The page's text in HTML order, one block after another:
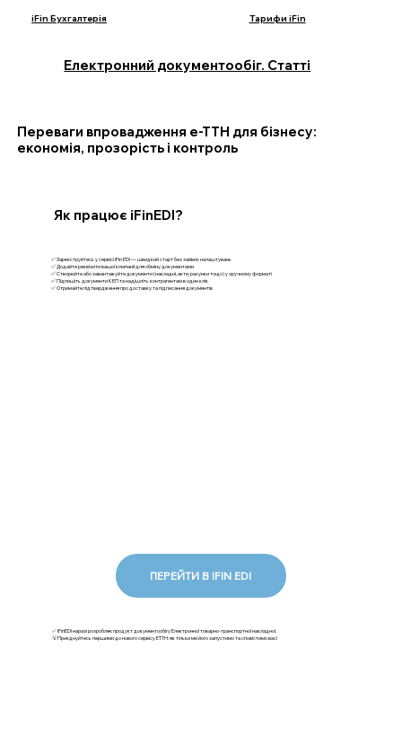
iFin Бухгалтерія Тарифи iFin
Електронний документообіг. Статті
Переваги впровадження е-ТТН для бізнесу:
економія, прозорість і контроль
✅ Зареєструйтесь у сервісі iFin EDI — швидкий старт без зайвих налаштувань
✅ Додайте реквізити вашої компанії для обміну документами
✅ Створюйте або завантажуйте документи (накладні, акти, рахунки тощо) у зручному форматі
✅ Підпишіть документи КЕП та надішліть контрагентам в один клік
✅ Отримайте підтвердження про доставку та підписання документів
Як працює iFinEDI?
ПЕРЕЙТИ В IFIN EDI
✅ iFinEDI наразі розробляє продукт документообігу Електронної товарно-транспортної накладної.
💡Приєднуйтесь першими до нового сервісу ЕТТН: як тільки ми його запустимо та сповістимо вас!